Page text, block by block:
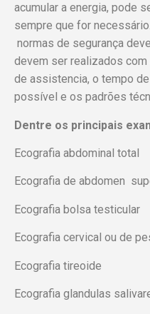
acumular a energia, pode
sempre que for
normas de segurança
devem ser realizados
de assistencia, o tempo
possível e os padrões
Dentre os principais
Ecografia abdominal total
Ecografia de abdomen
Ecografia bolsa testicular
Ecografia cervical ou de
Ecografia tireoide
Ecografia glandulas